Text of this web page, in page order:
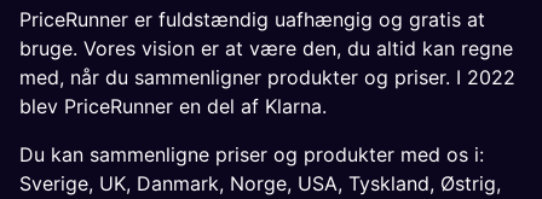
PriceRunner er fuldstændig uafhængig og gratis at
bruge. Vores vision er at være den, du altid kan regne
med, når du sammenligner produkter og priser. I 2022
blev PriceRunner en del af Klarna.
Du kan sammenligne priser og produkter med os i:
Sverige, UK, Danmark, Norge, USA, Tyskland, Østrig,